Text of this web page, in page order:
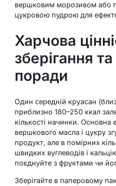
вершковим морозивом або
цукровою пудрою для
Харчова
зберігання
поради
Один середній круасан
приблизно 180–250 ккал
кількості начинки. Основна
вершкового масла і цукру
продукт, але в помірних
швидких вуглеводів і
поєднуйте з фруктами чи
Зберігайте в паперовому